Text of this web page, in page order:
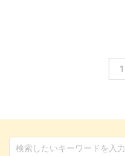
徴や性格などを詳しくお伝えしな
がら、本当にソマリが飼いづらい
のか解説しています。 魅力たっ
ています。 この記事の結論 性格
1